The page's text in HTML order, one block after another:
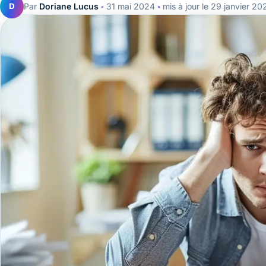
D Par Doriane Lucus ◦ 31 mai 2024 ◦ mis à jour le 29 janvier